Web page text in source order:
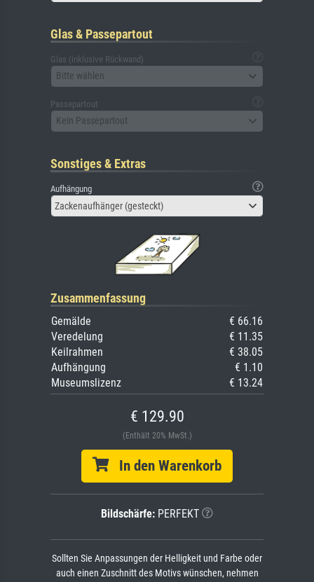
Glas & Passepartout
Glas (inklusive Rückwand)
Bitte wählen
Passepartout
Kein Passepartout
Sonstiges & Extras
Aufhängung
Zackenaufhänger (gesteckt)
Zusammenfassung
Gemälde
€ 66.16
Veredelung
€ 11.35
Keilrahmen
€ 38.05
Aufhängung
€ 1.10
Museumslizenz
€ 13.24
€ 129.90
(Enthält 20% MwSt.)
In den Warenkorb
Bildschärfe: PERFEKT
Sollten Sie Anpassungen der Helligkeit und Farbe oder
auch einen Zuschnitt des Motivs wünschen, nehmen